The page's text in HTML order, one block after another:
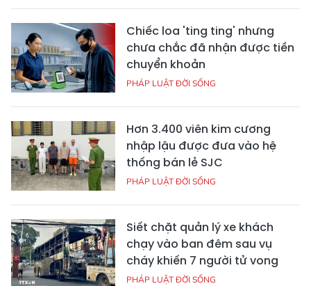
Chiếc loa 'ting ting' nhưng
chưa chắc đã nhận được tiền
chuyển khoản
PHÁP LUẬT ĐỜI SỐNG
Hơn 3.400 viên kim cương
nhập lậu được đưa vào hệ
thống bán lẻ SJC
PHÁP LUẬT ĐỜI SỐNG
Siết chặt quản lý xe khách
chạy vào ban đêm sau vụ
cháy khiến 7 người tử vong
PHÁP LUẬT ĐỜI SỐNG